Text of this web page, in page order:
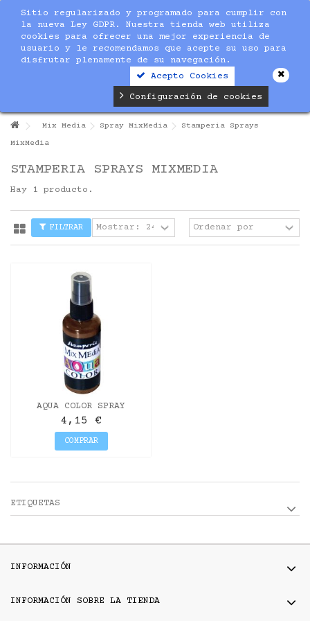
Sitio regularizado y programado para cumplir con
la nueva Ley GDPR. Nuestra tienda web utiliza
cookies para ofrecer una mejor experiencia de
usuario y le recomendamos que acepte su uso para
disfrutar plenamente de su navegación.
Acepto Cookies
Configuración de cookies
Mix Media Spray MixMedia
Stamperia Sprays
MixMedia
STAMPERIA SPRAYS MIXMEDIA
Hay 1 producto.
FILTRAR
AQUA COLOR SPRAY
LEATHER 60ML
4,15 €
COMPRAR
ETIQUETAS
INFORMACIÓN
INFORMACIÓN SOBRE LA TIENDA